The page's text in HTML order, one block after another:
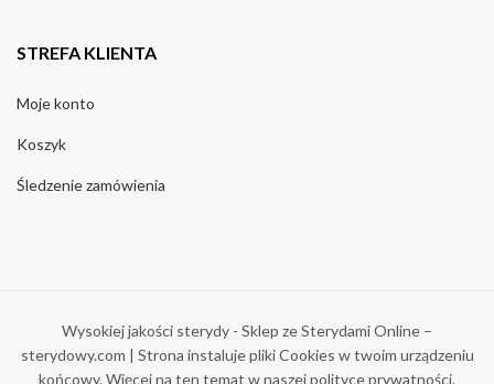
STREFA KLIENTA
Moje konto
Koszyk
Śledzenie zamówienia
Wysokiej jakości sterydy - Sklep ze Sterydami Online –
sterydowy.com | Strona instaluje pliki Cookies w twoim urządzeniu
końcowy. Więcej na ten temat w naszej polityce prywatności.